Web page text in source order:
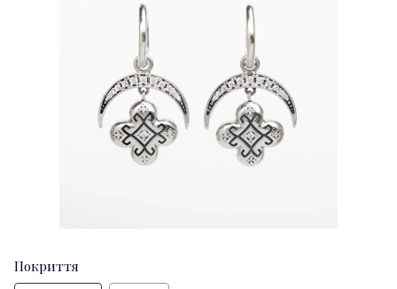
Покриття